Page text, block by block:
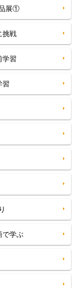
展①
挑戦
学習
習
で学ぶ